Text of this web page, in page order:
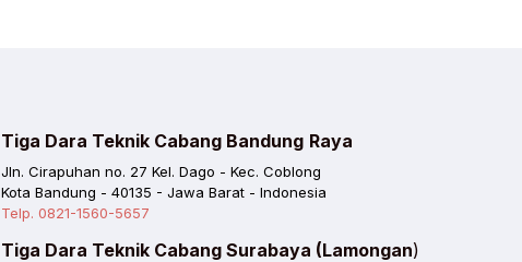
Tiga Dara Teknik Cabang Bandung Raya
Jln. Cirapuhan no. 27 Kel. Dago - Kec. Coblong
Kota Bandung - 40135 - Jawa Barat - Indonesia
Telp. 0821-1560-5657
Tiga Dara Teknik Cabang Surabaya (Lamongan)